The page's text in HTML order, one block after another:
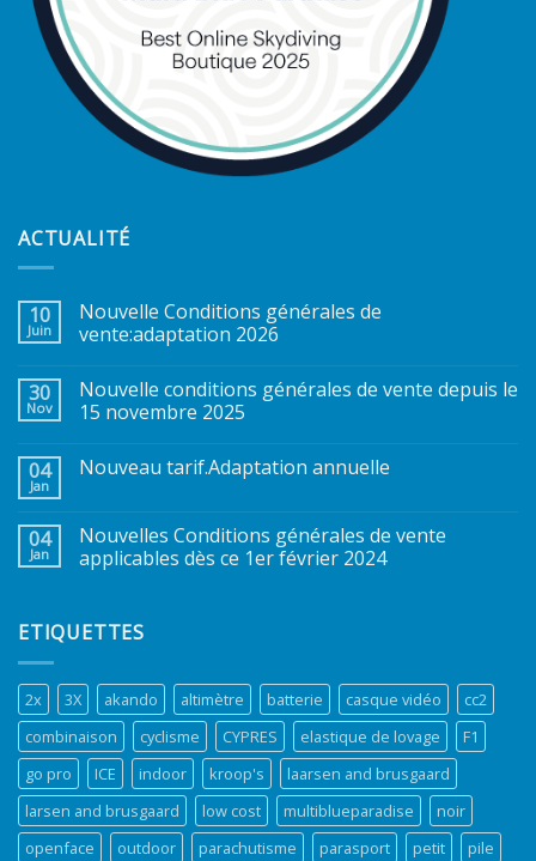
ACTUALITÉ
10
Juin
Nouvelle Conditions générales de
vente:adaptation 2026
30
Nov
Nouvelle conditions générales de vente depuis le
15 novembre 2025
04
Jan
Nouveau tarif.Adaptation annuelle
04
Jan
Nouvelles Conditions générales de vente
applicables dès ce 1er février 2024
ETIQUETTES
2x 3X akando altimètre batterie casque vidéo
cc2
combinaison
cyclisme CYPRES elastique de lovage
F1
go pro
ICE indoor kroop's
laarsen and brusgaard
larsen and brusgaard
low cost multiblueparadise
noir
openface
outdoor parachutisme parasport petit pile